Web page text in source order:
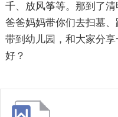
千、放风筝等。那到了
爸爸妈妈带你们去扫墓
带到幼儿园，和大家分
好？